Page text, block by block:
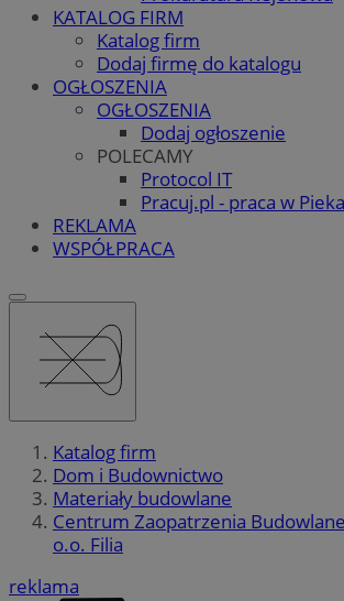
KATALOG FIRM
Katalog firm
Dodaj firmę do katalogu
OGŁOSZENIA
OGŁOSZENIA
Dodaj ogłoszenie
POLECAMY
Protocol IT
Pracuj.pl - praca w
REKLAMA
WSPÓŁPRACA
Katalog firm
Dom i Budownictwo
Materiały budowlane
Centrum Zaopatrzenia
o.o. Filia
reklama